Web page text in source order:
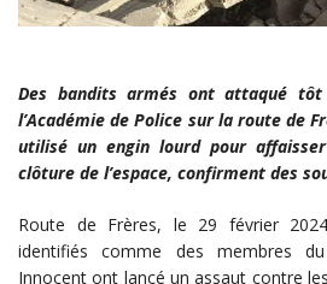
Des bandits armés ont attaqué
l’Académie de Police sur la route de
utilisé un engin lourd pour
clôture de l’espace, confirment des
Route de Frères, le 29 février
identifiés comme des membres
Innocent ont lancé un assaut contre